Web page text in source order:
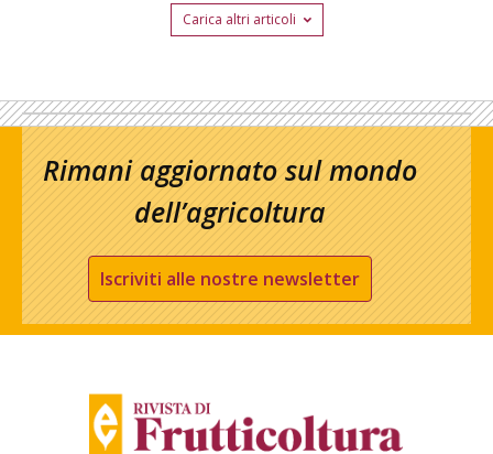
Carica altri articoli
Rimani aggiornato sul mondo
dell’agricoltura
Iscriviti alle nostre newsletter